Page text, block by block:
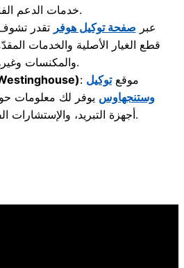
خدمات الدعم الفني.
: عبر صفحة توكيل هوفر تقدر
قطع الغيار الأصلية والخدمات
والمكنسات وغيرها.
: موقعتوكيل
وستنجهاوس يوفر لك معلومات
أجهزة التبريد، والإستشارات الفنية الخاصة بها.